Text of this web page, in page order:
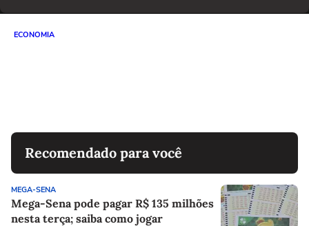
ECONOMIA
Recomendado para você
MEGA-SENA
Mega-Sena pode pagar R$ 135 milhões
nesta terça; saiba como jogar